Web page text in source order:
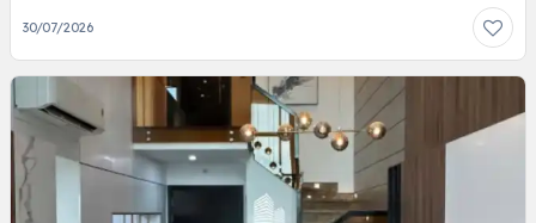
30/07/2026